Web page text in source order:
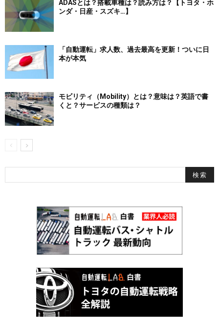
ADASとは？搭載車種は？読み方は？【トヨタ・ホ
ンダ・日産・スズキ…】
「自動運転」求人数、過去最高を更新！ついに日
本が本気
モビリティ（Mobility）とは？意味は？英語で書
くと？サービスの種類は？